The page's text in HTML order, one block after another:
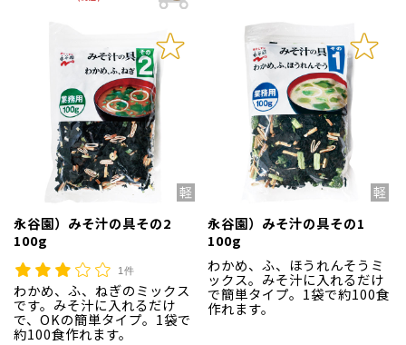
永谷園）みそ汁の具その2
100g
1件
わかめ、ふ、ねぎのミックス
です。みそ汁に入れるだけ
で、OKの簡単タイプ。1袋で
約100食作れます。
永谷園）みそ汁の具その1
100g
わかめ、ふ、ほうれんそうミ
ックス。みそ汁に入れるだけ
で簡単タイプ。1袋で約100食
作れます。